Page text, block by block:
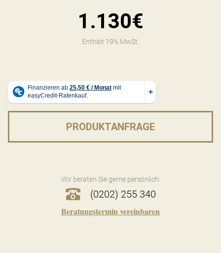
1.130€
Enthält 19% MwSt.
PRODUKTANFRAGE
Wir beraten Sie gerne persönlich:
(0202) 255 340
Beratungstermin vereinbaren